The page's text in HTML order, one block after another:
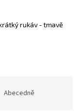
rukáv - tmavě
Abecedně